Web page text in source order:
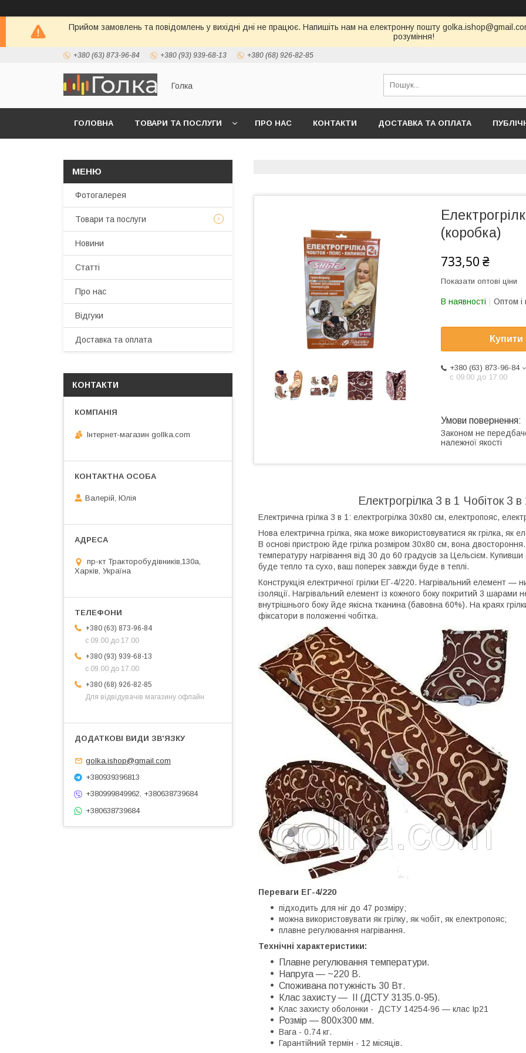
Прийом замовлень та повідомлень у вихідні дні не працює. Напишіть нам на електронну пошту
розуміння!
+380 (63) 873-96-84 +380 (93) 939-68-13 +380 (68) 926-82-85
Голка
ГОЛОВНА ТОВАРИ ТА ПОСЛУГИ ПРО НАС КОНТАКТИ ДОСТАВКА ТА ОПЛАТА
(коробка)
733,50 ₴
Показати оптові ціни
В наявності Оптом і
Купити
+380 (63) 873-96-84
с 09.00 до 17.00
Законом не
належної якості
Електрогрілка 3 в 1 Чобіток
Електрична грілка 3 в 1: електрогрілка 30х80 см, електропояс,
Нова електрична грілка, яка може використовуватися як грілка, як
В основі пристрою йде грілка розміром 30х80 см, вона
температуру нагрівання від 30 до 60 градусів за Цельсієм.
буде тепло та сухо, ваш поперек завжди буде в теплі.
Конструкція електричної грілки ЕГ-4/220. Нагрівальний елемент —
ізоляції. Нагрівальний елемент із кожного боку покритий 3 шарами
внутрішнього боку йде якісна тканина (бавовна 60%). На краях
фіксатори в положенні чобітка.
Переваги ЕГ-4/220
підходить для ніг до 47 розміру;
можна використовувати як грілку, як чобіт, як електропояс;
плавне регулювання нагрівання.
Технічні характеристики:
Плавне регулювання температури.
Напруга — ~220 В.
Споживана потужність 30 Вт.
Клас захисту — ІІ (ДСТУ 3135.0-95).
Клас захисту оболонки - ДСТУ 14254-96 — клас Ip21
Розмір — 800х300 мм.
Вага - 0.74 кг.
Гарантійний термін - 12 місяців.
Фотогалерея
Товари та послуги
Новини
Статті
Про нас
Відгуки
Доставка та оплата
КОНТАКТИ
Інтернет-магазин gollka.com
Валерій, Юлія
пр-кт Тракторобудівників,130а,
Харків, Україна
+380 (63) 873-96-84
с 09.00 до 17.00
+380 (93) 939-68-13
с 09.00 до 17.00
+380 (68) 926-82-85
Для відвідувачів магазину офлайн
golka.ishop@gmail.com
+380939396813
+380999849962, +380638739684
+380638739684